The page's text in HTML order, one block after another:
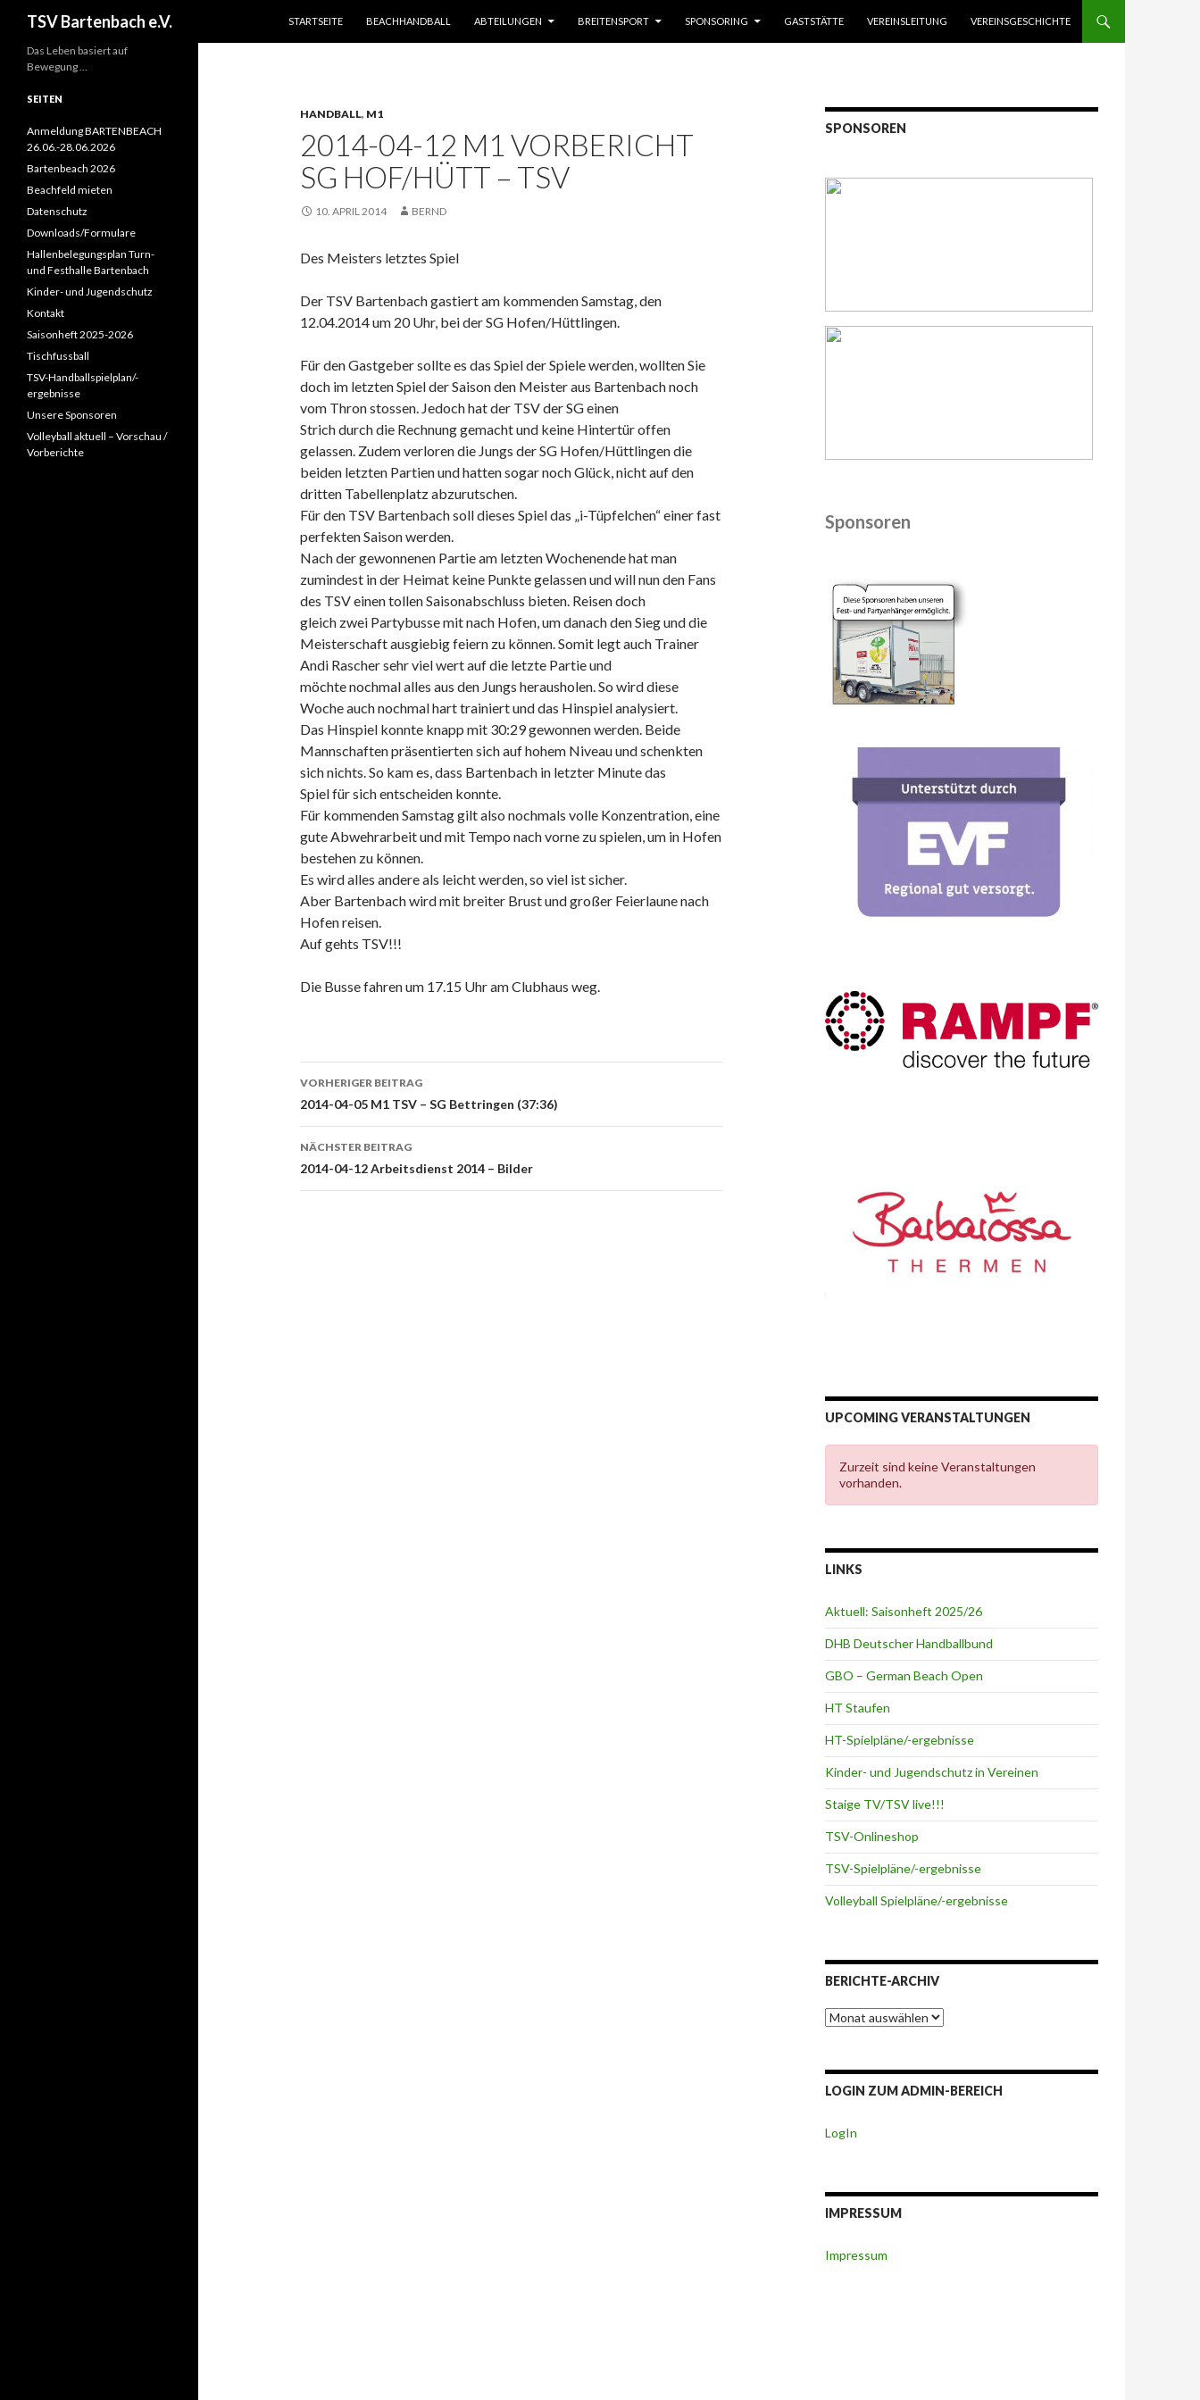
TSV Bartenbach e.V.
STARTSEITE
BEACHHANDBALL ABTEILUNGEN BREITENSPORT SPONSORING GASTSTÄTTE VEREINSLEITUNG VEREINSGESCHICHTE
HANDBALL, M1
2014-04-12 M1 VORBERICHT
SG HOF/HÜTT – TSV
10. APRIL 2014 BERND
Des Meisters letztes Spiel
Der TSV Bartenbach gastiert am kommenden Samstag, den
12.04.2014 um 20 Uhr, bei der SG Hofen/Hüttlingen.
Für den Gastgeber sollte es das Spiel der Spiele werden, wollten Sie
doch im letzten Spiel der Saison den Meister aus Bartenbach noch
vom Thron stossen. Jedoch hat der TSV der SG einen
Strich durch die Rechnung gemacht und keine Hintertür offen
gelassen. Zudem verloren die Jungs der SG Hofen/Hüttlingen die
beiden letzten Partien und hatten sogar noch Glück, nicht auf den
dritten Tabellenplatz abzurutschen.
Für den TSV Bartenbach soll dieses Spiel das „i-Tüpfelchen“ einer fast
perfekten Saison werden.
Nach der gewonnenen Partie am letzten Wochenende hat man
zumindest in der Heimat keine Punkte gelassen und will nun den Fans
des TSV einen tollen Saisonabschluss bieten. Reisen doch
gleich zwei Partybusse mit nach Hofen, um danach den Sieg und die
Meisterschaft ausgiebig feiern zu können. Somit legt auch Trainer
Andi Rascher sehr viel wert auf die letzte Partie und
möchte nochmal alles aus den Jungs herausholen. So wird diese
Woche auch nochmal hart trainiert und das Hinspiel analysiert.
Das Hinspiel konnte knapp mit 30:29 gewonnen werden. Beide
Mannschaften präsentierten sich auf hohem Niveau und schenkten
sich nichts. So kam es, dass Bartenbach in letzter Minute das
Spiel für sich entscheiden konnte.
Für kommenden Samstag gilt also nochmals volle Konzentration, eine
gute Abwehrarbeit und mit Tempo nach vorne zu spielen, um in Hofen
bestehen zu können.
Es wird alles andere als leicht werden, so viel ist sicher.
Aber Bartenbach wird mit breiter Brust und großer Feierlaune nach
Hofen reisen.
Auf gehts TSV!!!
Die Busse fahren um 17.15 Uhr am Clubhaus weg.
Beitrags-
Navigation
VORHERIGER BEITRAG
2014-04-05 M1 TSV – SG Bettringen (37:36)
NÄCHSTER BEITRAG
2014-04-12 Arbeitsdienst 2014 – Bilder
SPONSOREN
Sponsoren
UPCOMING VERANSTALTUNGEN
Zurzeit sind keine Veranstaltungen
vorhanden.
LINKS
Aktuell: Saisonheft 2025/26
DHB Deutscher Handballbund
GBO – German Beach Open
HT Staufen
HT-Spielpläne/-ergebnisse
Kinder- und Jugendschutz in Vereinen
Staige TV/TSV live!!!
TSV-Onlineshop
TSV-Spielpläne/-ergebnisse
Volleyball Spielpläne/-ergebnisse
BERICHTE-ARCHIV
Berichte-
Archiv
LOGIN ZUM ADMIN-BEREICH
LogIn
IMPRESSUM
Impressum
Das Leben basiert auf
Bewegung …
SEITEN
Anmeldung BARTENBEACH
26.06.-28.06.2026
Bartenbeach 2026
Beachfeld mieten
Datenschutz
Downloads/Formulare
Hallenbelegungsplan Turn-
und Festhalle Bartenbach
Kinder- und Jugendschutz
Kontakt
Saisonheft 2025-2026
Tischfussball
TSV-Handballspielplan/-
ergebnisse
Unsere Sponsoren
Volleyball aktuell – Vorschau /
Vorberichte